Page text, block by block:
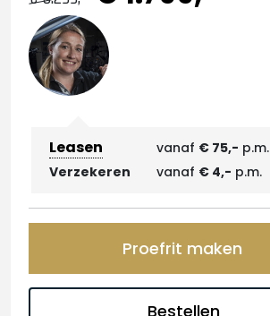
Leasen vanaf € 75,- p.m.
Verzekeren
vanaf € 4,- p.m.
Proefrit maken
Bestellen